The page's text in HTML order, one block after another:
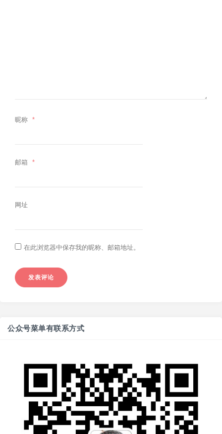
昵称 *
邮箱 *
网址
在此浏览器中保存我的昵称、邮箱地址。
公众号菜单有联系方式